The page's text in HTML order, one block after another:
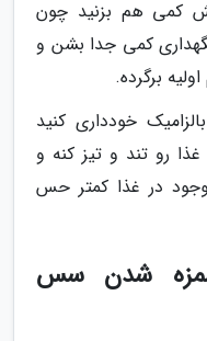
کمی هم بزنید چون
کمی جدا بشن و
برگرده.
خودداری کنید
رو تند و تیز کنه و
در غذا کمتر حس
شدن سس